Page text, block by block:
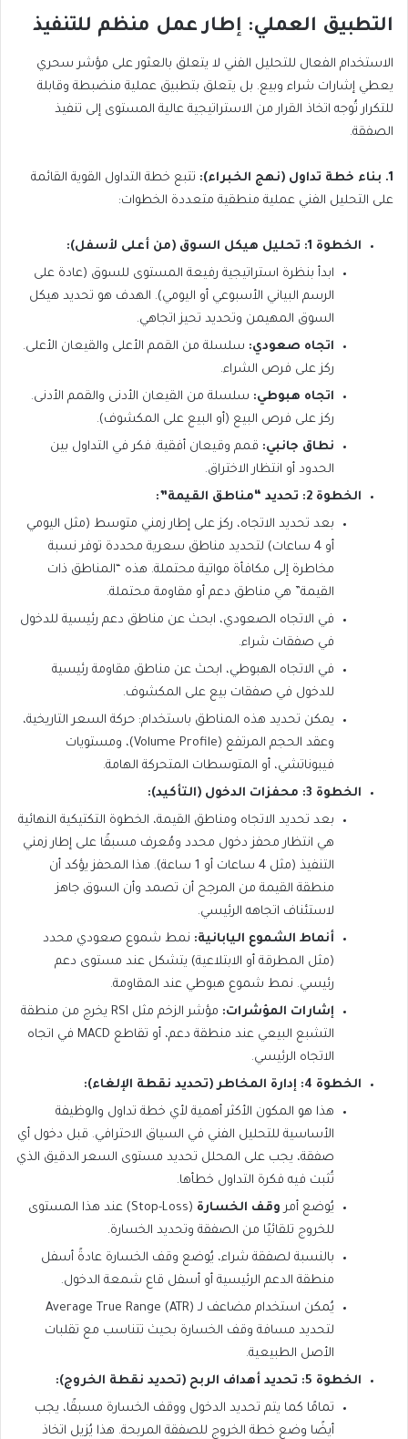
التطبيق العملي: إطار عمل منظم للتنفيذ
الاستخدام الفعال للتحليل الفني لا يتعلق بالعثور على مؤشر سحري
يعطي إشارات شراء وبيع. بل يتعلق بتطبيق عملية منضبطة وقابلة
للتكرار تُوجه اتخاذ القرار من الاستراتيجية عالية المستوى إلى تنفيذ
الصفقة.
1. بناء خطة تداول (نهج الخبراء):
تتبع خطة التداول القوية القائمة
على التحليل الفني عملية منطقية متعددة الخطوات:
الخطوة 1: تحليل هيكل السوق (من أعلى لأسفل):
ابدأ بنظرة استراتيجية رفيعة المستوى للسوق (عادة على
الرسم البياني الأسبوعي أو اليومي). الهدف هو تحديد هيكل
السوق المهيمن وتحديد تحيز اتجاهي.
اتجاه صعودي: سلسلة من القمم الأعلى والقيعان الأعلى.
ركز على فرص الشراء.
اتجاه هبوطي: سلسلة من القيعان الأدنى والقمم الأدنى.
ركز على فرص البيع (أو البيع على المكشوف).
نطاق جانبي: قمم وقيعان أفقية. فكر في التداول بين
الحدود أو انتظار الاختراق.
الخطوة 2: تحديد “مناطق القيمة”:
بعد تحديد الاتجاه، ركز على إطار زمني متوسط (مثل اليومي
أو 4 ساعات) لتحديد مناطق سعرية محددة توفر نسبة
مخاطرة إلى مكافأة مواتية محتملة. هذه “المناطق ذات
القيمة” هي مناطق دعم أو مقاومة محتملة.
في الاتجاه الصعودي، ابحث عن مناطق دعم رئيسية للدخول
في صفقات شراء.
في الاتجاه الهبوطي، ابحث عن مناطق مقاومة رئيسية
للدخول في صفقات بيع على المكشوف.
يمكن تحديد هذه المناطق باستخدام: حركة السعر التاريخية،
وعقد الحجم المرتفع (Volume Profile)، ومستويات
فيبوناتشي، أو المتوسطات المتحركة الهامة.
الخطوة 3: محفزات الدخول (التأكيد):
بعد تحديد الاتجاه ومناطق القيمة، الخطوة التكتيكية النهائية
هي انتظار محفز دخول محدد ومُعرف مسبقًا على إطار زمني
التنفيذ (مثل 4 ساعات أو 1 ساعة). هذا المحفز يؤكد أن
منطقة القيمة من المرجح أن تصمد وأن السوق جاهز
لاستئناف اتجاهه الرئيسي.
أنماط الشموع اليابانية: نمط شموع صعودي محدد
(مثل المطرقة أو الابتلاعية) يتشكل عند مستوى دعم
رئيسي. نمط شموع هبوطي عند المقاومة.
إشارات المؤشرات:
مؤشر الزخم مثل RSI يخرج من منطقة
التشبع البيعي عند منطقة دعم، أو تقاطع MACD في اتجاه
الاتجاه الرئيسي.
الخطوة 4: إدارة المخاطر (تحديد نقطة الإلغاء):
هذا هو المكون الأكثر أهمية لأي خطة تداول والوظيفة
الأساسية للتحليل الفني في السياق الاحترافي. قبل دخول أي
صفقة، يجب على المحلل تحديد مستوى السعر الدقيق الذي
تُثبت فيه فكرة التداول خطأها.
يُوضع أمر وقف الخسارة
(Stop-Loss) عند هذا المستوى
للخروج تلقائيًا من الصفقة وتحديد الخسارة.
بالنسبة لصفقة شراء، يُوضع وقف الخسارة عادةً أسفل
منطقة الدعم الرئيسية أو أسفل قاع شمعة الدخول.
يُمكن استخدام مضاعف لـ Average True Range (ATR)
لتحديد مسافة وقف الخسارة بحيث تتناسب مع تقلبات
الأصل الطبيعية.
الخطوة 5: تحديد أهداف الربح (تحديد نقطة الخروج):
تمامًا كما يتم تحديد الدخول ووقف الخسارة مسبقًا، يجب
أيضًا وضع خطة الخروج للصفقة المربحة. هذا يُزيل اتخاذ